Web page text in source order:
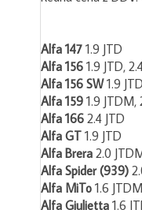
Alfa 1471.9 JTD
Alfa 1561.9 JTD,
Alfa 156 SW1.9
Alfa 159 1.9 JTDM,
Alfa 1662.4 JTD
Alfa GT1.9 JTD
Alfa Brera2.0
Alfa Spider (939)
Alfa MiTo 1.6 JTDM
Alfa Giulietta 1.6